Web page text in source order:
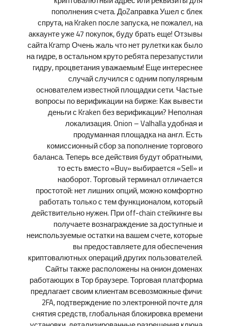
пополнения счета. ДоZаправка Ушел с блек
спрута, на Kraken после запуска, не пожалел, на
аккаунте уже 47 покупок, буду брать еще! Отзывы
сайта Kramp Очень жаль что нет рулетки как было
на гидре, в остальном круто ребята перезапустили
гидру, процветания уважаемым! Еще интереснее
случай случился с одним популярным
основателем известной площадки сети. Частые
вопросы по верификации на бирже: Как вывести
деньги с Kraken без верификации? Неполная
локализация. Onion – Valhalla удобная и
продуманная площадка на англ. Есть
комиссионный сбор за пополнение торгового
баланса. Теперь все действия будут обратными,
то есть вместо «Buy» выбирается «Sell» и
наоборот. Торговый терминал отличается
простотой: нет лишних опций, можно комфортно
работать только с тем функционалом, который
действительно нужен. При off-chain стейкинге вы
получаете вознаграждение за доступные и
неиспользуемые остатки на вашем счете, которые
вы предоставляете для обеспечения
криптовалютных операций других пользователей.
Сайты также расположены на онион доменах
работающих в Тор браузере. Торговая платформа
предлагает своим клиентам всевозможные фичи:
2FA, подтверждение по электронной почте для
снятия средств, глобальная блокировка времени